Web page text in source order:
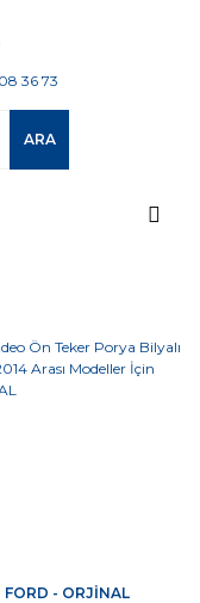
ARA
FORD - ORJİNAL